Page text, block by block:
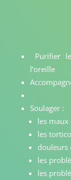
Purifier
l’oreille
Soulager :
les maux
les
douleurs
les
les